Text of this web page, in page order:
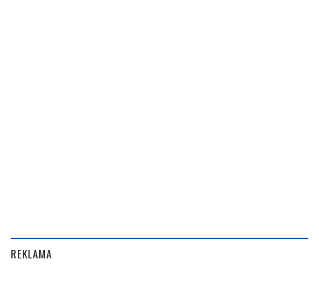
REKLAMA